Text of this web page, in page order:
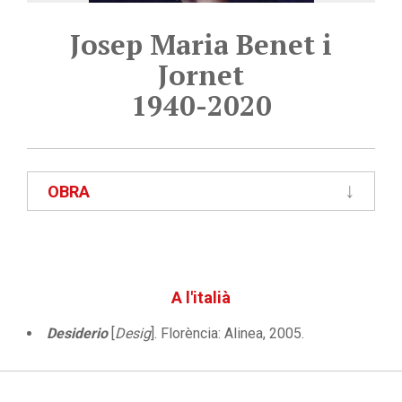
Josep Maria Benet i
Jornet
1940-2020
OBRA
A l'italià
Desiderio[Desig]. Florència: Alinea, 2005.